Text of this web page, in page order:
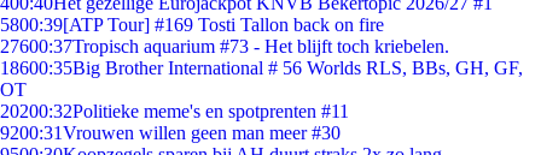
5800:39[ATP Tour] #169 Tosti Tallon back on fire
27600:37Tropisch aquarium #73 - Het blijft toch kriebelen.
18600:35Big Brother International # 56 Worlds RLS, BBs, GH, GF,
OT
20200:32Politieke meme's en spotprenten #11
9200:31Vrouwen willen geen man meer #30